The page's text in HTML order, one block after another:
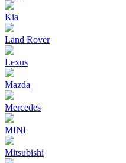
Kia
Land Rover
Lexus
Mazda
Mercedes
MINI
Mitsubishi